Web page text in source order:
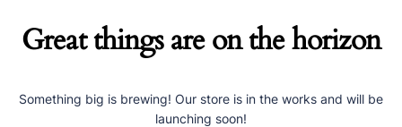
Great things are on the horizon
Something big is brewing! Our store is in the works and will be
launching soon!